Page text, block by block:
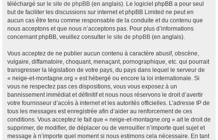
téléchargé sur le site de phpBB (en anglais). Le logiciel phpBB a pour seul
but de faciliter les discussions sur internet et phpBB Limited ne peut en
aucun cas être tenu comme responsable de la conduite et du contenu que
nous acceptons et que nous n’acceptons pas. Pour plus d’informations
concernant phpBB, veuillez consulter le site de phpBB (en anglais).
Vous acceptez de ne publier aucun contenu à caractère abusif, obscène,
vulgaire, diffamatoire, choquant, menaçant, pornographique, etc. qui pourrait
transgresser la législation de votre pays, du pays dans lequel le serveur de
« neige-et-montagne.org » est hébergé ou encore la loi internationale. Si
vous ne respectez pas ces dispositions, vous vous exposez à un
bannissement immédiat et définitif et nous nous réservons le droit d’avertir
votre fournisseur d’accès à internet et les autorités officielles. L’adresse IP de
tous les messages est enregistrée afin d’aider au renforcement de ces
conditions. Vous acceptez le fait que « neige-et-montagne.org » ait le droit de
supprimer, de modifier, de déplacer ou de verrouiller n’importe quel sujet et
message à n’importe quel moment si nous estimons cela nécessaire. En tant